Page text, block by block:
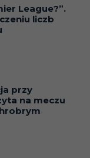
League?”.
liczb
przy
na meczu